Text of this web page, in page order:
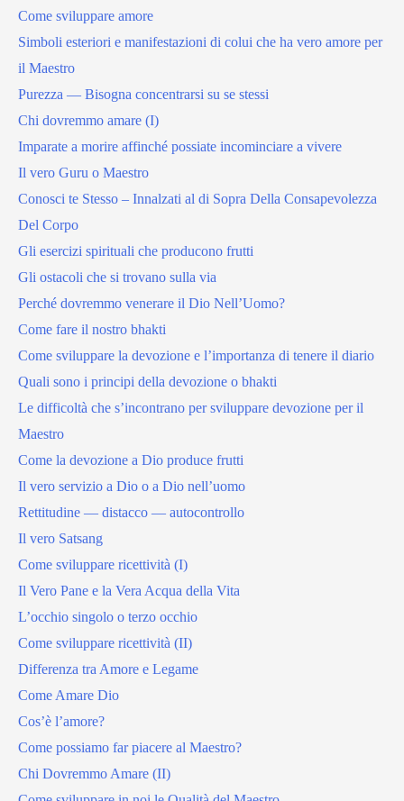
Come sviluppare amore
Simboli esteriori e manifestazioni di colui che ha vero amore per
il Maestro
Purezza — Bisogna concentrarsi su se stessi
Chi dovremmo amare (I)
Imparate a morire affinché possiate incominciare a vivere
Il vero Guru o Maestro
Conosci te Stesso – Innalzati al di Sopra Della Consapevolezza
Del Corpo
Gli esercizi spirituali che producono frutti
Gli ostacoli che si trovano sulla via
Perché dovremmo venerare il Dio Nell’Uomo?
Come fare il nostro bhakti
Come sviluppare la devozione e l’importanza di tenere il diario
Quali sono i principi della devozione o bhakti
Le difficoltà che s’incontrano per sviluppare devozione per il
Maestro
Come la devozione a Dio produce frutti
Il vero servizio a Dio o a Dio nell’uomo
Rettitudine — distacco — autocontrollo
Il vero Satsang
Come sviluppare ricettività (I)
Il Vero Pane e la Vera Acqua della Vita
L’occhio singolo o terzo occhio
Come sviluppare ricettività (II)
Differenza tra Amore e Legame
Come Amare Dio
Cos’è l’amore?
Come possiamo far piacere al Maestro?
Chi Dovremmo Amare (II)